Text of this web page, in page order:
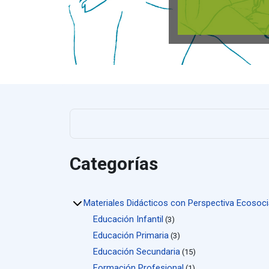
Categorías
Materiales Didácticos con Perspectiva
Educación Infantil (3)
Educación Primaria(3)
Educación Secundaria(15)